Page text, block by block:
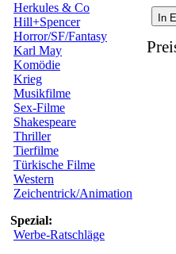
Herkules & Co
Hill+Spencer
Horror/SF/Fantasy
Karl May
Komödie
Krieg
Musikfilme
Sex-Filme
Shakespeare
Thriller
Tierfilme
Türkische Filme
Western
Zeichentrick/Animation
Spezial:
Werbe-Ratschläge
In